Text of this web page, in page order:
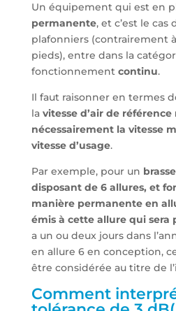
Un équipement qui est en
permanente, et c’est le cas
plafonniers (contrairement
pieds), entre dans la
fonctionnement continu.
Il faut raisonner en termes
la vitesse d’air de référence
nécessairement la vitesse
vitesse d’usage.
Par exemple, pour un
disposant de 6 allures, et
manière permanente en
émis à cette allure qui sera
a un ou deux jours dans
en allure 6 en conception,
être considérée au titre de
Comment